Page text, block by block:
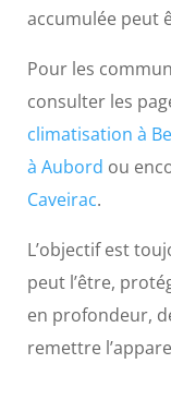
accumulée peut
Pour les
consulter les
climatisation à
à Aubord ou
Caveirac.
L’objectif est
peut l’être,
en profondeur,
remettre